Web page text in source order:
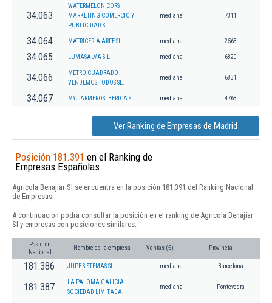
34.063
WATERMELON CORS
MARKETING COMERCIO Y
PUBLICIDAD SL.
mediana 7311
34.064 MATRICERIA ARFE SL mediana 2563
34.065 LUMASALVA S.L. mediana 6820
34.066
METRO CUADRADO
VENDEMOS TODOS SL.
mediana 6831
34.067 MYJ ARMEROS IBERICA SL mediana 4763
Ver Ranking de Empresas de Madrid
Posición 181.391 en el Ranking de
Empresas Españolas
Agricola Benajiar Sl se encuentra en la posición 181.391 del Ranking Nacional
de Empresas.
A continuación podrá consultar la posición en el ranking de Agricola Benajiar
Sl y empresas con posiciones similares:
Posición
Nacional
Nombre de la empresa Ventas (€) Provincia
181.386 JUPE SISTEMAS SL mediana Barcelona
181.387
LA PALOMA GALICIA
SOCIEDAD LIMITADA.
mediana Pontevedra